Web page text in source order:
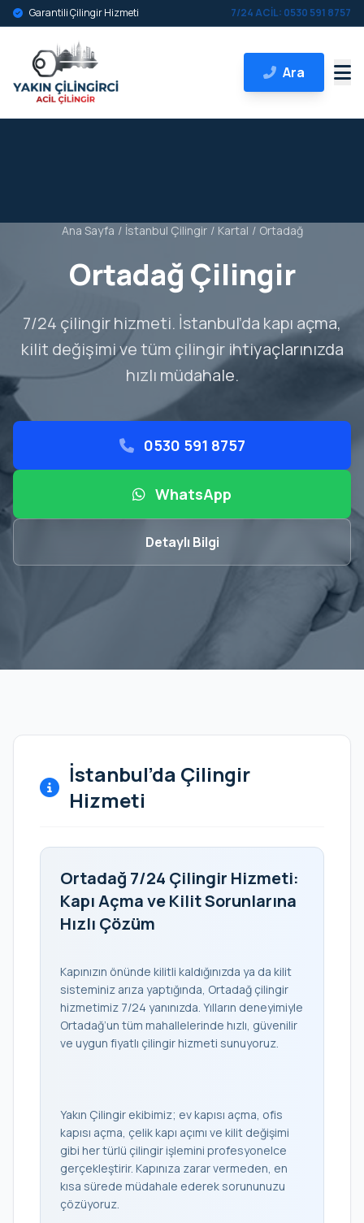
Garantili Çilingir Hizmeti 7/24 ACİL: 0530 591 8757
Ara
Ana Sayfa / İstanbul Çilingir / Kartal / Ortadağ
Ortadağ Çilingir
7/24 çilingir hizmeti. İstanbul’da kapı açma,
kilit değişimi ve tüm çilingir ihtiyaçlarınızda
hızlı müdahale.
0530 591 8757
WhatsApp
Detaylı Bilgi
İstanbul’da Çilingir
Hizmeti
Ortadağ 7/24 Çilingir Hizmeti:
Kapı Açma ve Kilit Sorunlarına
Hızlı Çözüm
Kapınızın önünde kilitli kaldığınızda ya da kilit
sisteminiz arıza yaptığında, Ortadağ çilingir
hizmetimiz 7/24 yanınızda. Yılların deneyimiyle
Ortadağ’un tüm mahallelerinde hızlı, güvenilir
ve uygun fiyatlı çilingir hizmeti sunuyoruz.
Yakın Çilingir ekibimiz; ev kapısı açma, ofis
kapısı açma, çelik kapı açımı ve kilit değişimi
gibi her türlü çilingir işlemini profesyonelce
gerçekleştirir. Kapınıza zarar vermeden, en
kısa sürede müdahale ederek sorununuzu
çözüyoruz.